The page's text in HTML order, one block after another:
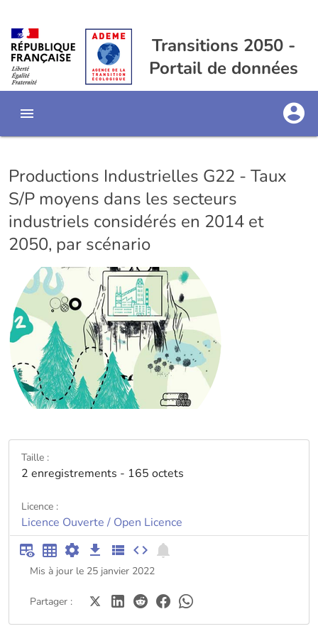
Transitions 2050 -
Portail de données
Productions Industrielles G22 - Taux
S/P moyens dans les secteurs
industriels considérés en 2014 et
2050, par scénario
Taille :
2 enregistrements - 165 octets
Licence :
Licence Ouverte / Open Licence
Mis à jour le 25 janvier 2022
Partager :